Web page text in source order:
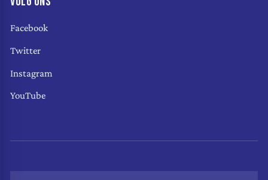
Facebook
Twitter
Instagram
YouTube